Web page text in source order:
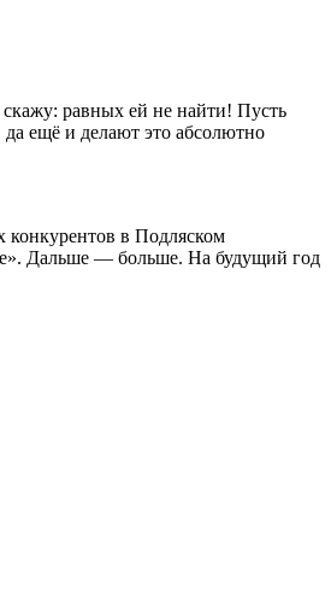
равных ей не найти! Пусть
ещё и делают это абсолютно
конкурентов в Подляском
Дальше — больше. На будущий год